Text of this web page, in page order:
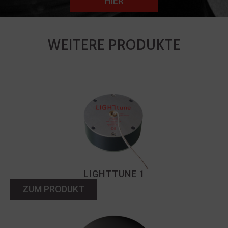
WEITERE PRODUKTE
LIGHTTUNE 1
ZUM PRODUKT